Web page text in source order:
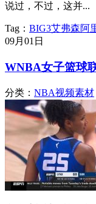
说过，不过，这并...
Tag： BIG3艾弗森阿
09月 01日
WNBA女子篮球
分类： NBA视频素材